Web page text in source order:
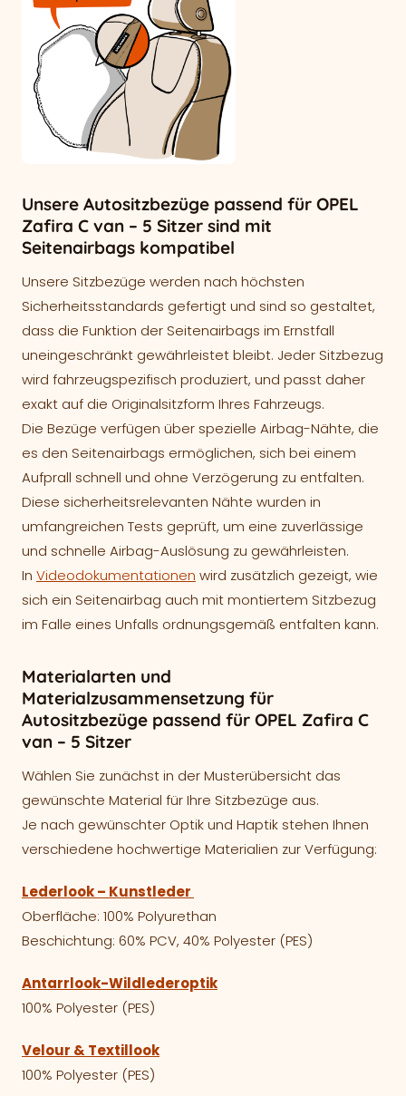
Unsere Autositzbezüge passend für OPEL
Zafira C van – 5 Sitzer sind mit
Seitenairbags kompatibel
Unsere Sitzbezüge werden nach höchsten
Sicherheitsstandards gefertigt und sind so gestaltet,
dass die Funktion der Seitenairbags im Ernstfall
uneingeschränkt gewährleistet bleibt. Jeder Sitzbezug
wird fahrzeugspezifisch produziert, und passt daher
exakt auf die Originalsitzform Ihres Fahrzeugs.
Die Bezüge verfügen über spezielle Airbag-Nähte, die
es den Seitenairbags ermöglichen, sich bei einem
Aufprall schnell und ohne Verzögerung zu entfalten.
Diese sicherheitsrelevanten Nähte wurden in
umfangreichen Tests geprüft, um eine zuverlässige
und schnelle Airbag-Auslösung zu gewährleisten.
In Videodokumentationen wird zusätzlich gezeigt, wie
sich ein Seitenairbag auch mit montiertem Sitzbezug
im Falle eines Unfalls ordnungsgemäß entfalten kann.
Materialarten und
Materialzusammensetzung für
Autositzbezüge passend für OPEL Zafira C
van – 5 Sitzer
Wählen Sie zunächst in der Musterübersicht das
gewünschte Material für Ihre Sitzbezüge aus.
Je nach gewünschter Optik und Haptik stehen Ihnen
verschiedene hochwertige Materialien zur Verfügung:
Lederlook – Kunstleder
Oberfläche: 100% Polyurethan
Beschichtung: 60% PCV, 40% Polyester (PES)
Antarrlook-Wildlederoptik
100% Polyester (PES)
Velour & Textillook
100% Polyester (PES)